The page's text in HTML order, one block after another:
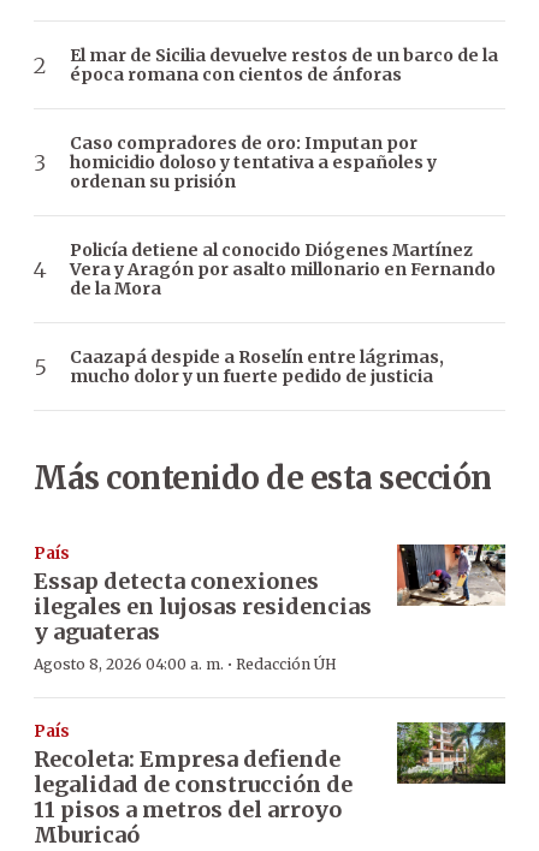
El mar de Sicilia devuelve restos de un barco de la
época romana con cientos de ánforas
Caso compradores de oro: Imputan por
homicidio doloso y tentativa a españoles y
ordenan su prisión
Policía detiene al conocido Diógenes Martínez
Vera y Aragón por asalto millonario en Fernando
de la Mora
Caazapá despide a Roselín entre lágrimas,
mucho dolor y un fuerte pedido de justicia
Más contenido de esta sección
País
Essap detecta conexiones
ilegales en lujosas residencias
y aguateras
Agosto 8, 2026 04:00 a. m. · Redacción ÚH
País
Recoleta: Empresa defiende
legalidad de construcción de
11 pisos a metros del arroyo
Mburicaó